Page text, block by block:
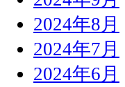
2024年8月
2024年7月
2024年6月